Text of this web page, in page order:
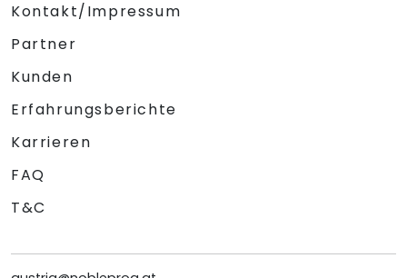
Kontakt/Impressum
Partner
Kunden
Erfahrungsberichte
Karrieren
FAQ
T&C